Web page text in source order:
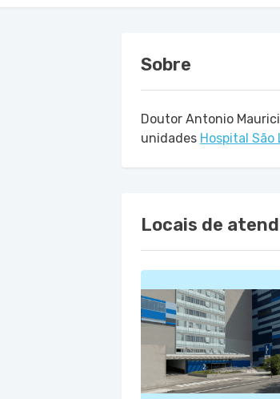
Sobre
Doutor Antonio
unidades Hospital São
Locais de